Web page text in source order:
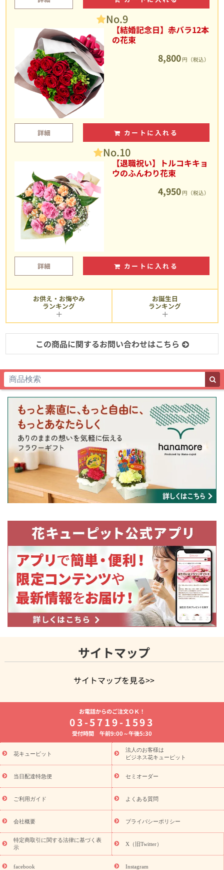
No.9
【結婚記念日】赤バラ12本
の花束
8,800 円（税込）
詳細 カートに入れる
No.10
【退職祝い】トルコキキョ
ウのふんわり花束
4,950 円（税込）
詳細 カートに入れる
お供え・お悔やみ
ランキング
お誕生日
ランキング
この商品に関するお問い合わせはこちら
サイトマップ
サイトマップを見る>>
よく贈られる花
お祝いの花特集
誕生日フラワーギフト特集
8月の誕生花(トルコキキョウ)
開店・開業祝い
お供え・お悔やみ お供え・お悔やみの花
通夜・葬儀に贈る花 胡蝶蘭・花鉢
ーブドフラワー
季節のイベント
ひまわり ギフト・プレゼント
特集
お盆 花（新盆・初盆） 季節のイベント
お盆 花（新
盆・初盆）
お盆 花（新盆・初盆）
お盆・お供え 花とセットギ
フト
お盆・お供え プリザーブドフラワー
ひまわり ギフト・プ
レゼント特集
夏の花贈り・お中元・暑中見舞い 花のギフト特集
敬老の日におくる花ギフト・プレゼント特集
花ギフト・プレゼント特集
敬老の日 花のおすすめランキング
敬
老の日 花鉢植えのギフト・プレゼント特集
敬老の日 花とセットギ
フト・プレゼント特集
敬老の日の花 全てのギフト一覧
キャン
ペーン
映画『ウォーターガーディアンズ』コラボキャンペーン
「きょう誕生日なんです」キャンペーン
誕生日の花を探す
誕生日フラワーギフト 誕生日フラワーギフト特集
お電話からのご注文ＯＫ！
03-5719-1593
受付時間 午前9:00～午後5:30
花キューピット
法人のお客様は
ビジネス花キューピット
当日配達特急便 セミオーダー
ご利用ガイド よくある質問
会社概要 プライバシーポリシー
特定商取引に関する法律に基づく表
示
X（旧Twitter）
facebook Instagram